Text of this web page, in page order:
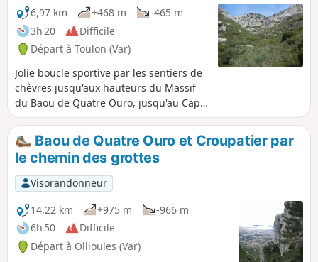
6,97 km
+468 m
-465 m
3h 20
Difficile
Départ à Toulon (Var)
Jolie boucle sportive par les sentiers de
chèvres jusqu'aux hauteurs du Massif
du Baou de Quatre Ouro, jusqu'au Cap
Gros.Aller par deux vallons bien
raides.Retour par la croupe Sud du
Baou et la brèche de Madema en
désescalade partielle jusqu'au sentier
des falaises, puis les hauts et les bas de
Hautes Pavègnes et enfin l'ancienne
carrière et l'ancien champ de tir des
Bonnes Herbes.
Baou de Quatre Ouro et Croupatier par
le chemin des grottes
Visorandonneur
14,22 km
+975 m
-966 m
6h 50
Difficile
Départ à Ollioules (Var)